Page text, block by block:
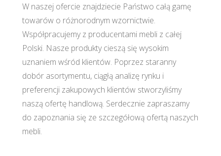
W naszej ofercie znajdziecie Państwo całą gamę
towarów o różnorodnym wzornictwie.
Współpracujemy z producentami mebli z całej
Polski. Nasze produkty cieszą się wysokim
uznaniem wśród klientów. Poprzez staranny
dobór asortymentu, ciągłą analizę rynku i
preferencji zakupowych klientów stworzyliśmy
naszą ofertę handlową. Serdecznie zapraszamy
do zapoznania się ze szczegółową ofertą naszych
mebli.